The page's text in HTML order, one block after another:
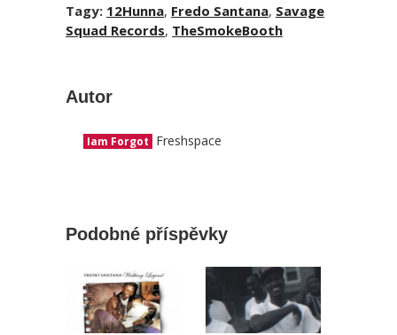
Tagy: 12Hunna, Fredo Santana, Savage
Squad Records, TheSmokeBooth
Autor
Iam Forgot Freshspace
Podobné příspěvky